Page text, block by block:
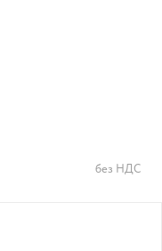
без НДС